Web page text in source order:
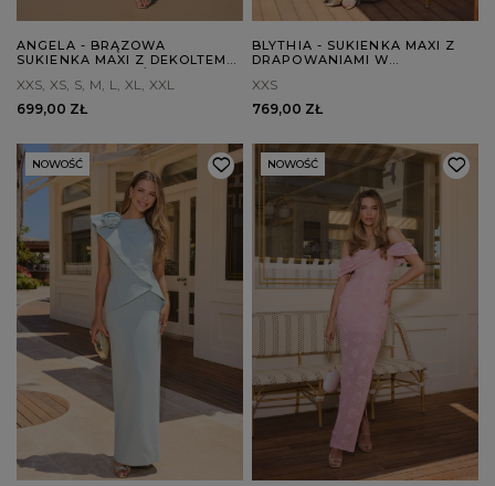
ANGELA - BRĄZOWA
SUKIENKA MAXI Z DEKOLTEM
XXS XS S M L XL
XXL
699,00 ZŁ
BLYTHIA - SUKIENKA MAXI Z
DRAPOWANIAMI W
XXS
769,00 ZŁ
NOWOŚĆ NOWOŚĆ